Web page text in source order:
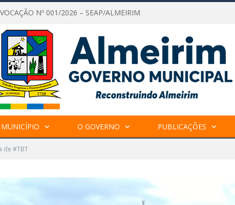
Nº 001/2026 – SEAP/ALMEIRIM
O GOVERNO PUBLICAÇÕES
de #TBT